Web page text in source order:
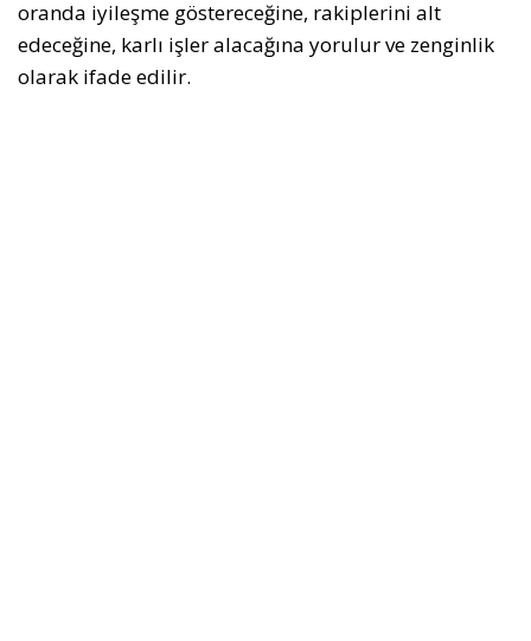
oranda iyileşme göstereceğine, rakiplerini alt
edeceğine, karlı işler alacağına yorulur ve zenginlik
olarak ifade edilir.